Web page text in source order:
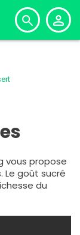
vous propose
Le goût sucré
du